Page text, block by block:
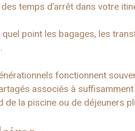
temps d’arrêt dans votre
point les bagages, les
fonctionnent
associés à
de la piscine ou de déjeuners